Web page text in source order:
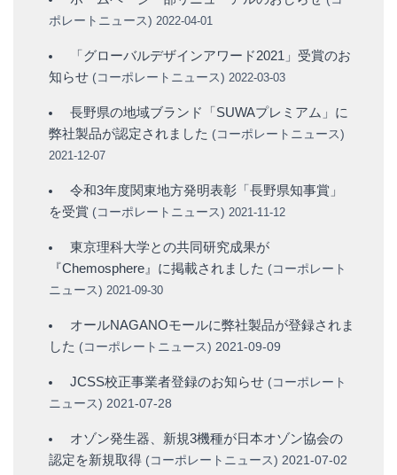
ポレートニュース) 2022-04-01
「グローバルデザインアワード2021」受賞のお
知らせ (コーポレートニュース) 2022-03-03
長野県の地域ブランド「SUWAプレミアム」に
弊社製品が認定されました (コーポレートニュース)
2021-12-07
令和3年度関東地方発明表彰「長野県知事賞」
を受賞 (コーポレートニュース) 2021-11-12
東京理科大学との共同研究成果が
『Chemosphere』に掲載されました (コーポレート
ニュース) 2021-09-30
オールNAGANOモールに弊社製品が登録されま
した (コーポレートニュース) 2021-09-09
JCSS校正事業者登録のお知らせ (コーポレート
ニュース) 2021-07-28
オゾン発生器、新規3機種が日本オゾン協会の
認定を新規取得 (コーポレートニュース) 2021-07-02